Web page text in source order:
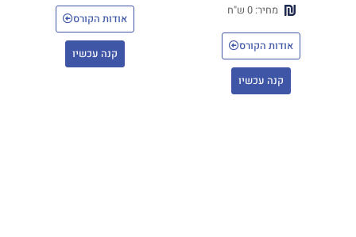
מחיר: 0 ש"ח
אודות הקורס
קנה עכשיו
אודות הקורס
קנה עכשיו